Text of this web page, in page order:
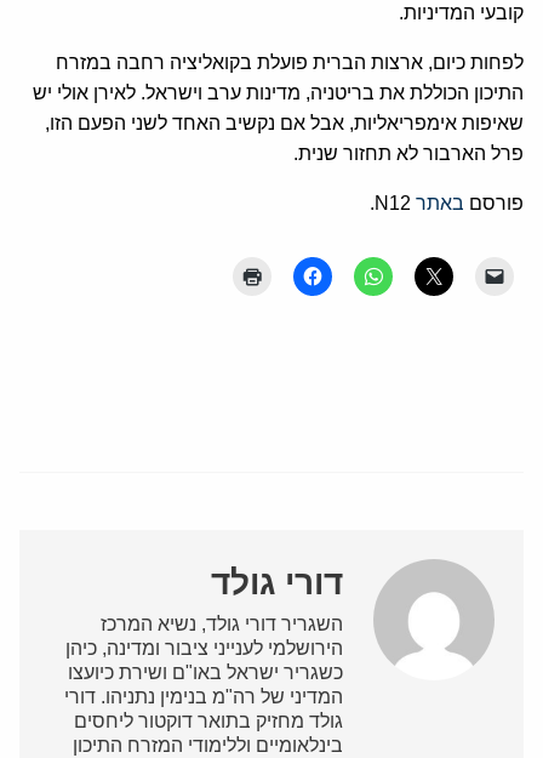
קובעי המדיניות.
לפחות כיום, ארצות הברית פועלת בקואליציה רחבה במזרח
התיכון הכוללת את בריטניה, מדינות ערב וישראל. לאירן אולי יש
שאיפות אימפריאליות, אבל אם נקשיב האחד לשני הפעם הזו,
פרל הארבור לא תחזור שנית.
פורסם באתר
דורי גולד
השגריר דורי גולד, נשיא המרכז
הירושלמי לענייני ציבור ומדינה, כיהן
כשגריר ישראל באו"ם ושירת כיועצו
המדיני של רה"מ בנימין נתניהו. דורי
גולד מחזיק בתואר דוקטור ליחסים
בינלאומיים וללימודי המזרח התיכון